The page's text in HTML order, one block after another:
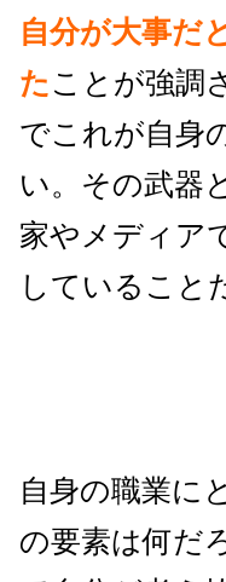
自分が大事だ
た ことが強調
でこれが自身
い。その武器
家やメディア
していること
自身の職業に
の要素は何だ